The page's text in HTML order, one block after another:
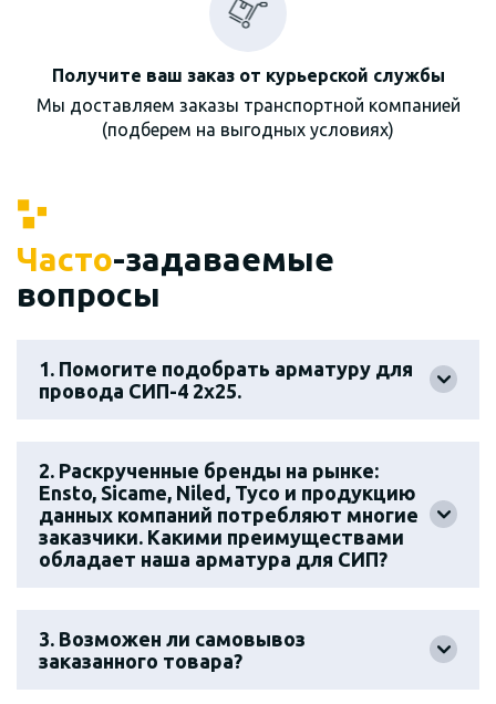
Получите ваш заказ от курьерской службы
Мы доставляем заказы транспортной компанией
(подберем на выгодных условиях)
Часто-задаваемые
вопросы
1. Помогите подобрать арматуру для
провода СИП-4 2х25.
2. Раскрученные бренды на рынке:
Ensto, Sicame, Niled, Tyco и продукцию
данных компаний потребляют многие
заказчики. Какими преимуществами
обладает наша арматура для СИП?
3. Возможен ли самовывоз
заказанного товара?